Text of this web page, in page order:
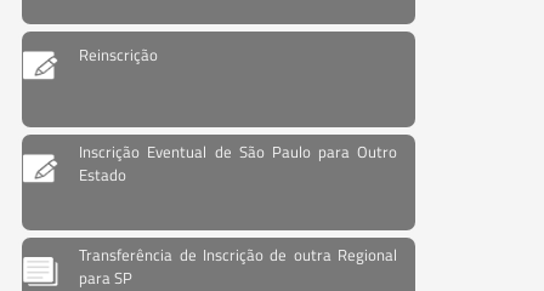
Reinscrição
Inscrição Eventual de São Paulo para Outro
Estado
Transferência de Inscrição de outra Regional
para SP